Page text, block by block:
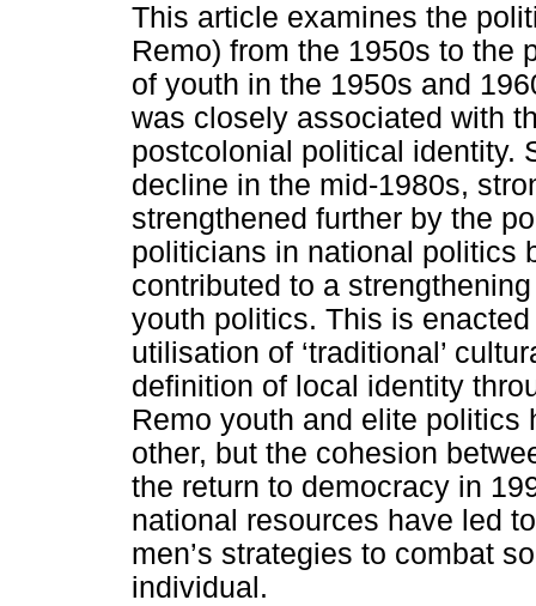
This article examines the
Remo) from the 1950s to the
of youth in the 1950s and
was closely associated with
postcolonial political identity.
decline in the mid-1980s,
strengthened further by the
politicians in national politics
contributed to a
youth politics. This is
utilisation of ‘traditional’
definition of local identity
Remo youth and elite
other, but the cohesion
the return to democracy in
national resources have led
men’s strategies to combat
individual.